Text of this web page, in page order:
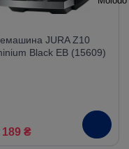
JURA Z10
Black EB (15609)
189 ₴